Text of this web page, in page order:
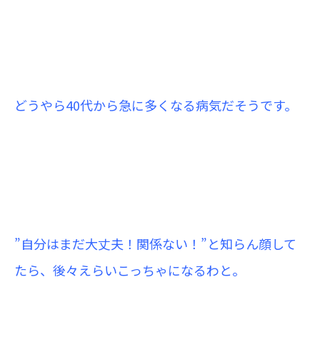
どうやら40代から急に多くなる病気だそうです。
”自分はまだ大丈夫！関係ない！”と知らん顔して
たら、後々えらいこっちゃになるわと。